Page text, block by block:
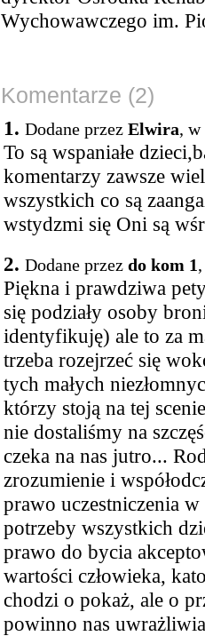
Wychowawczego im.
Komentarze (2)
1. Dodane przez Elwira, w
To są wspaniałe
komentarzy zawsze
wszystkich co są
wstydzmi się Oni są
2. Dodane przez do kom 1
Piękna i prawdziwa
się podziały osoby
identyfikuję) ale to za
trzeba rozejrzeć się
tych małych
którzy stoją na tej
nie dostaliśmy na
czeka na nas jutro...
zrozumienie i
prawo uczestniczenia
potrzeby wszystkich
prawo do bycia
wartości człowieka,
chodzi o pokaż, ale o
powinno nas